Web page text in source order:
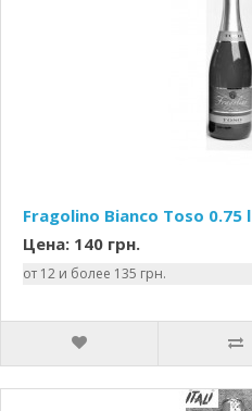
Fragolino Bianco Toso 0.75 l
Цена: 140 грн.
от 12 и более 135 грн.